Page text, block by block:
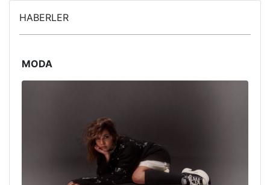
HABERLER
MODA